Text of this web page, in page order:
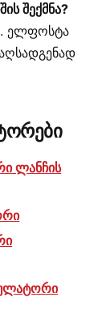
შექმნა?
ელფოსტა
ლანჩის